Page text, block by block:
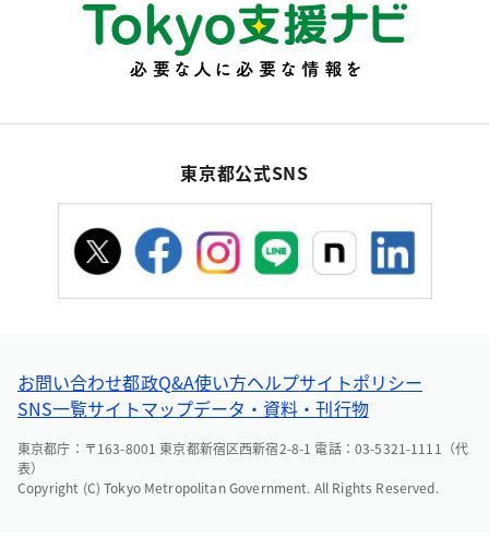
東京都公式SNS
お問い合わせ都政Q&A使い方ヘルプサイトポリシー
SNS一覧サイトマップデータ・資料・刊行物
東京都庁：〒163-8001 東京都新宿区西新宿2-8-1 電話：03-5321-1111（代
表）
Copyright (C) Tokyo Metropolitan Government. All Rights Reserved.